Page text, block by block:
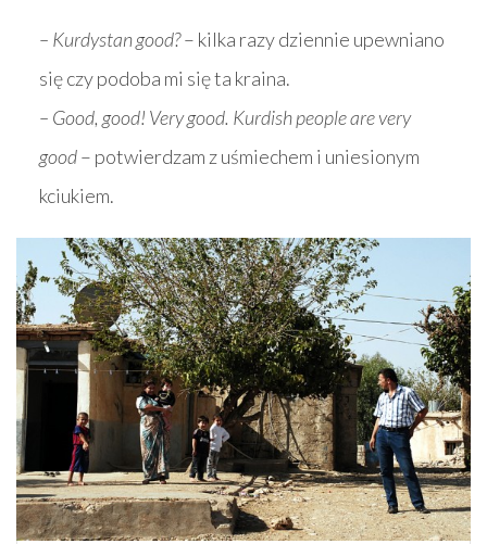
– Kurdystan good?– kilka razy dziennie upewniano
się czy podoba mi się ta kraina.
– Good, good! Very good. Kurdish people are very
good– potwierdzam z uśmiechem i uniesionym
kciukiem.